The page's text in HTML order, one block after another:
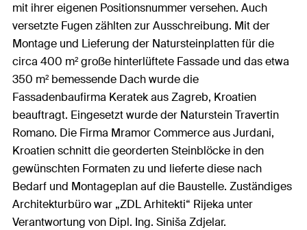
mit ihrer eigenen Positionsnummer versehen. Auch
versetzte Fugen zählten zur Ausschreibung. Mit der
Montage und Lieferung der Natursteinplatten für die
circa 400 m² große hinterlüftete Fassade und das etwa
350 m² bemessende Dach wurde die
Fassadenbaufirma Keratek aus Zagreb, Kroatien
beauftragt. Eingesetzt wurde der Naturstein Travertin
Romano. Die Firma Mramor Commerce aus Jurdani,
Kroatien schnitt die georderten Steinblöcke in den
gewünschten Formaten zu und lieferte diese nach
Bedarf und Montageplan auf die Baustelle. Zuständiges
Architekturbüro war „ZDL Arhitekti“ Rijeka unter
Verantwortung von Dipl. Ing. Siniša Zdjelar.